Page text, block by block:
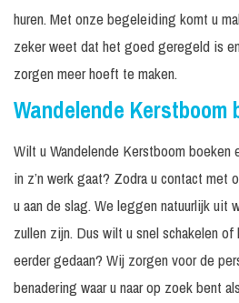
huren. Met onze begeleiding komt u
zeker weet dat het goed geregeld is
zorgen meer hoeft te maken.
Wandelende Kerstboom
Wilt u Wandelende Kerstboom boeken
in z’n werk gaat? Zodra u contact met
u aan de slag. We leggen natuurlijk uit
zullen zijn. Dus wilt u snel schakelen
eerder gedaan? Wij zorgen voor de
benadering waar u naar op zoek bent